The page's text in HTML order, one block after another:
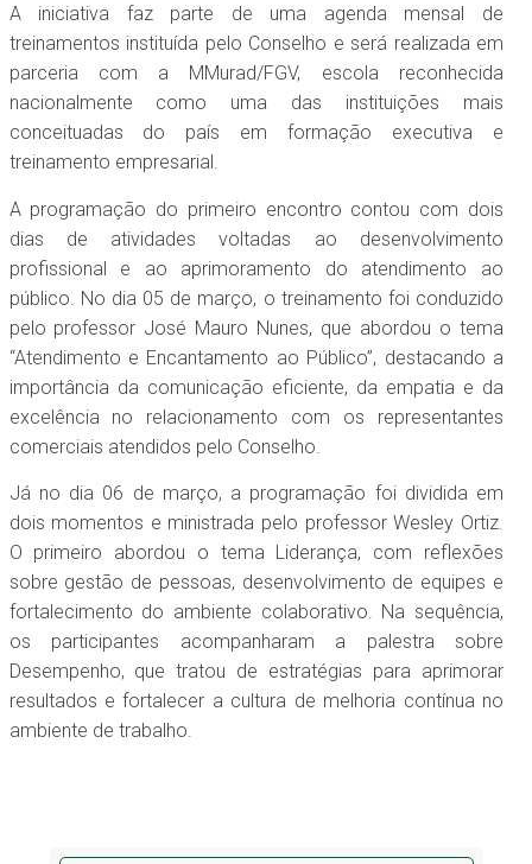
A iniciativa faz parte de uma agenda mensal de
treinamentos instituída pelo Conselho e será realizada em
parceria com a MMurad/FGV, escola reconhecida
nacionalmente como uma das instituições mais
conceituadas do país em formação executiva e
treinamento empresarial.
A programação do primeiro encontro contou com dois
dias de atividades voltadas ao desenvolvimento
profissional e ao aprimoramento do atendimento ao
público. No dia 05 de março, o treinamento foi conduzido
pelo professor José Mauro Nunes, que abordou o tema
“Atendimento e Encantamento ao Público”, destacando a
importância da comunicação eficiente, da empatia e da
excelência no relacionamento com os representantes
comerciais atendidos pelo Conselho.
Já no dia 06 de março, a programação foi dividida em
dois momentos e ministrada pelo professor Wesley Ortiz.
O primeiro abordou o tema Liderança, com reflexões
sobre gestão de pessoas, desenvolvimento de equipes e
fortalecimento do ambiente colaborativo. Na sequência,
os participantes acompanharam a palestra sobre
Desempenho, que tratou de estratégias para aprimorar
resultados e fortalecer a cultura de melhoria contínua no
ambiente de trabalho.